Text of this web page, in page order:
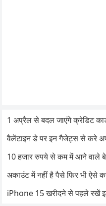
1 अप्रैल से बदल जाएंगे क्रेडिट
वैलेंटाइन डे पर इन गैजेट्स से करे
10 हजार रुपये से कम में आने वाले
अकाउंट में नहीं है पैसे फिर भी
iPhone 15 खरीदने से पहले रखें